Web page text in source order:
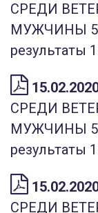
СРЕДИ
МУЖЧИНЫ
результаты
СРЕДИ
МУЖЧИНЫ
результаты
СРЕДИ